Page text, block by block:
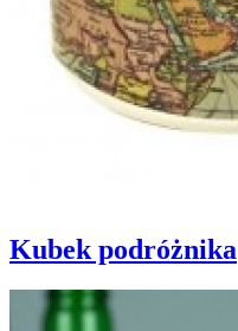
Kubek podróżnika